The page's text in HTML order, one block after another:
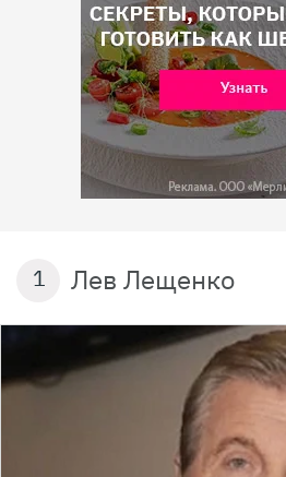
1 Лев Лещенко